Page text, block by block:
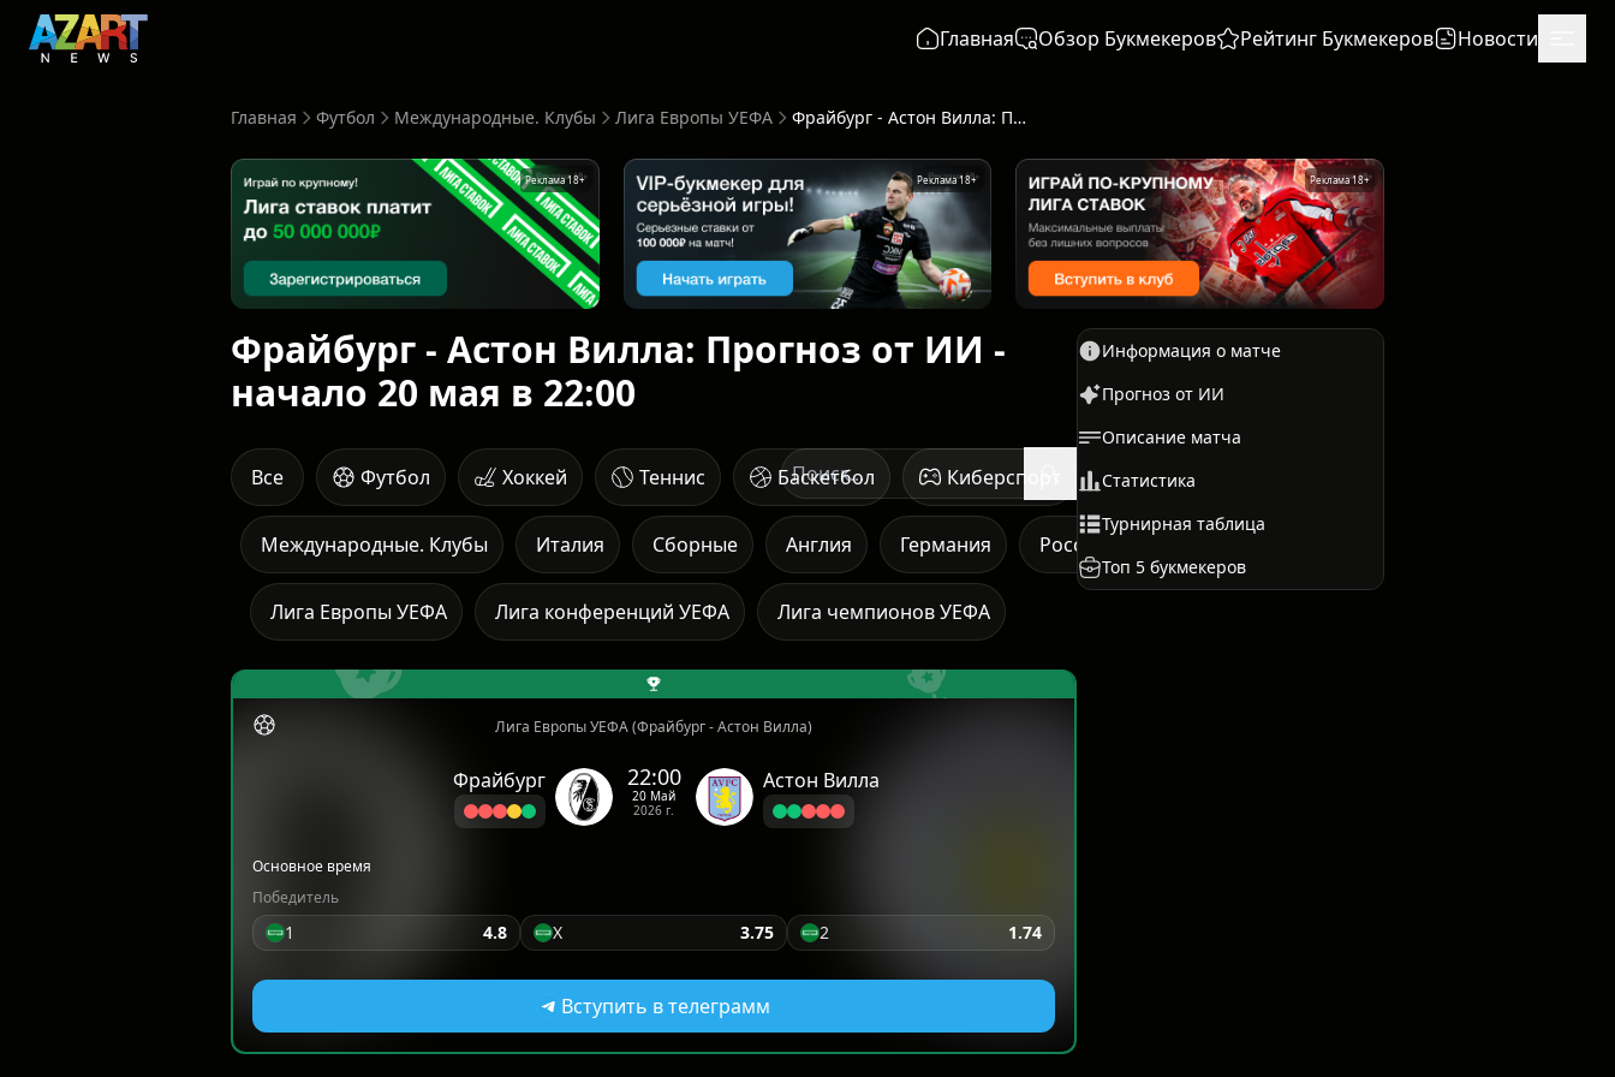
Главная Обзор Букмекеров Рейтинг Букмекеров Новости
Главная Футбол Международные. Клубы Лига Европы УЕФА Фрайбург - Астон Вилла: Прогноз от ИИ - начало 20 мая в 22:00
Реклама 18+ Реклама 18+ Реклама 18+
Фрайбург - Астон Вилла: Прогноз от ИИ -
начало 20 мая в 22:00
Все Футбол Хоккей Теннис Баскетбол Киберспорт Единоборства
Италия Сборные Англия Германия Россия
Международные. Клубы
Лига конференций УЕФА
Лига Европы УЕФА Лига чемпионов УЕФА
Лига Европы УЕФА (Фрайбург - Астон Вилла)
Фрайбург 22:00
20 Май
2026 г.
Астон Вилла
Основное время
Победитель
1 4.8 X 3.75 2 1.74
Вступить в телеграмм
Информация о матче
Прогноз от ИИ
Описание матча
Статистика
Турнирная таблица
Топ 5 букмекеров